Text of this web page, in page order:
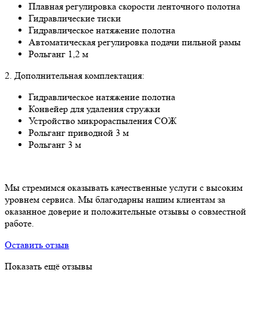
Плавная регулировка скорости ленточного полотна
Гидравлические тиски
Гидравлическое натяжение полотна
Автоматическая регулировка подачи пильной рамы
Рольганг 1,2 м
2. Дополнительная комплектация:
Гидравлическое натяжение полотна
Конвейер для удаления стружки
Устройство микрораспыления СОЖ
Рольганг приводной 3 м
Рольганг 3 м
Мы стремимся оказывать качественные услуги с высоким
уровнем сервиса. Мы благодарны нашим клиентам за
оказанное доверие и положительные отзывы о совместной
работе.
Оставить отзыв
Показать ещё отзывы